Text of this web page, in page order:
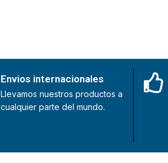
Envios internacionales
Llevamos nuestros productos a
cualquier parte del mundo.